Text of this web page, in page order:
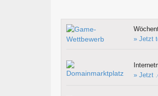
» Jetzt
» Jetzt